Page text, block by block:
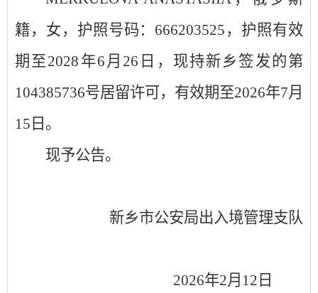
籍，女，护照号码：666203525，护照有效
期至2028年6月26日，现持新乡签发的第
104385736号居留许可，有效期至2026年7月
15日。
现予公告。
新乡市公安局出入境管理支队
2026年2月12日